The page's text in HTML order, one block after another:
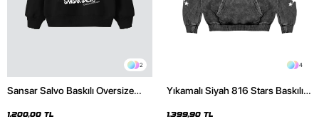
2
Sansar Salvo Baskılı Oversize
1.200,00 TL
4
Yıkamalı Siyah 816 Stars Baskılı
1.399,90 TL